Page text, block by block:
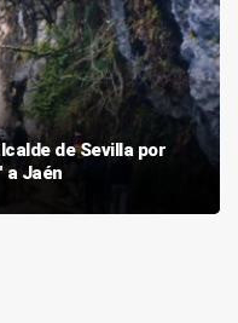
de Sevilla por
a Jaén